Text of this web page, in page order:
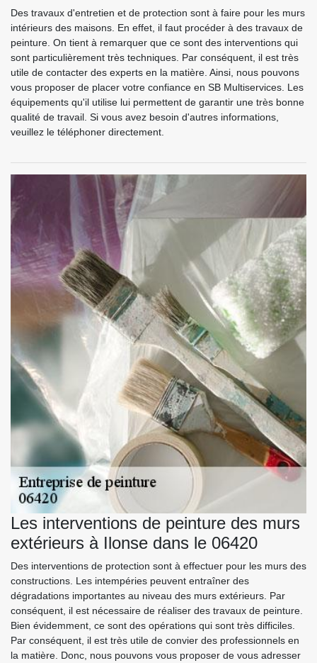
Des travaux d'entretien et de protection sont à faire pour les murs
intérieurs des maisons. En effet, il faut procéder à des travaux de
peinture. On tient à remarquer que ce sont des interventions qui
sont particulièrement très techniques. Par conséquent, il est très
utile de contacter des experts en la matière. Ainsi, nous pouvons
vous proposer de placer votre confiance en SB Multiservices. Les
équipements qu'il utilise lui permettent de garantir une très bonne
qualité de travail. Si vous avez besoin d'autres informations,
veuillez le téléphoner directement.
Les interventions de peinture des murs
extérieurs à Ilonse dans le 06420
Des interventions de protection sont à effectuer pour les murs des
constructions. Les intempéries peuvent entraîner des
dégradations importantes au niveau des murs extérieurs. Par
conséquent, il est nécessaire de réaliser des travaux de peinture.
Bien évidemment, ce sont des opérations qui sont très difficiles.
Par conséquent, il est très utile de convier des professionnels en
la matière. Donc, nous pouvons vous proposer de vous adresser